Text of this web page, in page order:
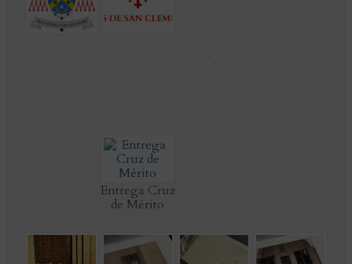
Entrega Cruz
de Mérito